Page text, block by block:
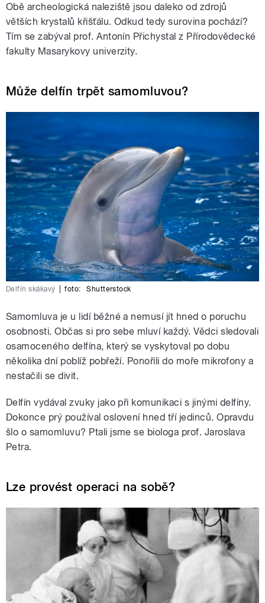
Obě archeologická naleziště jsou daleko od zdrojů
větších krystalů křišťálu. Odkud tedy surovina pochází?
Tím se zabýval prof. Antonín Přichystal z Přírodovědecké
fakulty Masarykovy univerzity.
Může delfín trpět samomluvou?
Delfín skákavý foto: Shutterstock
Samomluva je u lidí běžné a nemusí jít hned o poruchu
osobnosti. Občas si pro sebe mluví každý. Vědci sledovali
osamoceného delfína, který se vyskytoval po dobu
několika dní poblíž pobřeží. Ponořili do moře mikrofony a
nestačili se divit.
Delfín vydával zvuky jako při komunikaci s jinými delfíny.
Dokonce prý používal oslovení hned tří jedinců. Opravdu
šlo o samomluvu? Ptali jsme se biologa prof. Jaroslava
Petra.
Lze provést operaci na sobě?